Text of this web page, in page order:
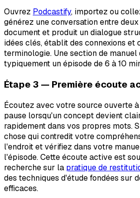
Ouvrez Podcastify, importez ou
générez une conversation entre
document et produit un dialogue
idées clés, établit des connexions et
terminologie. Une section de manuel
typiquement un épisode de 6 à 10
Étape 3 — Première écoute
Écoutez avec votre source ouverte
pause lorsqu'un concept devient
rapidement dans vos propres mots.
chose qui contredit votre
l'endroit et vérifiez dans votre
l'épisode. Cette écoute active est
recherche sur la pratique de
des techniques d'étude fondées sur
efficaces.